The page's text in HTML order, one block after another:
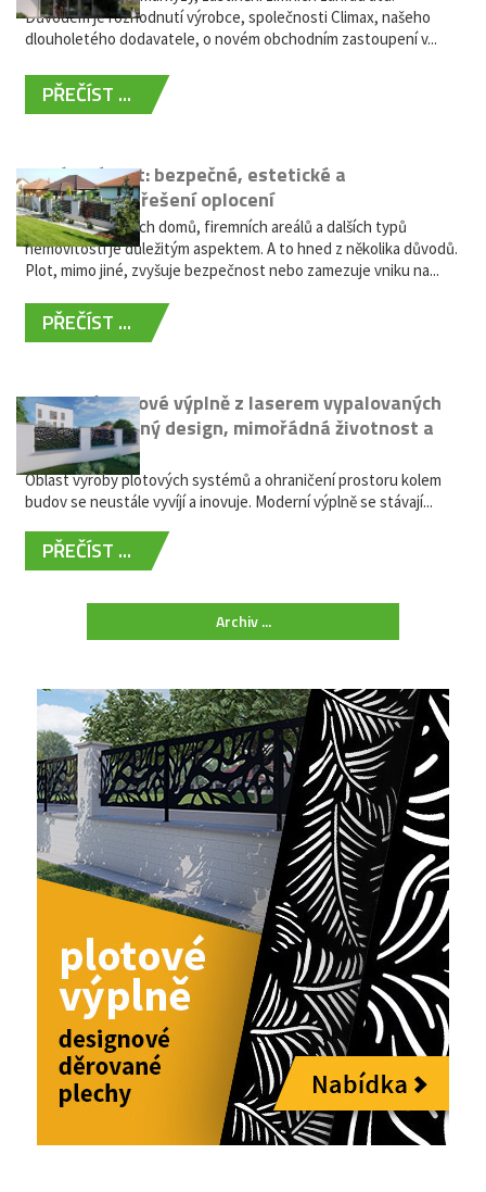
Důvodem je rozhodnutí výrobce, společnosti Climax, našeho
dlouholetého dodavatele, o novém obchodním zastoupení v...
PŘEČÍST ...
Hliníkový plot: bezpečné, estetické a
bezúdržbové řešení oplocení
Oplocení rodinných domů, firemních areálů a dalších typů
nemovitostí je důležitým aspektem. A to hned z několika důvodů.
Plot, mimo jiné, zvyšuje bezpečnost nebo zamezuje vniku na...
PŘEČÍST ...
Moderní plotové výplně z laserem vypalovaných
kovů: výjimečný design, mimořádná životnost a
žádná údržba
Oblast výroby plotových systémů a ohraničení prostoru kolem
budov se neustále vyvíjí a inovuje. Moderní výplně se stávají...
PŘEČÍST ...
Archiv ...